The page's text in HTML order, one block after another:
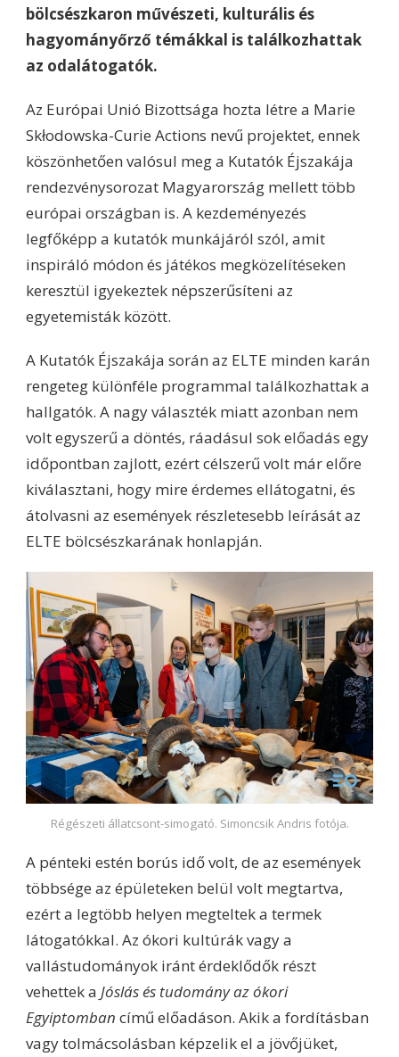
bölcsészkaron művészeti, kulturális és
hagyományőrző témákkal is találkozhattak
az odalátogatók.
Az Európai Unió Bizottsága hozta létre a Marie
Skłodowska-Curie Actions nevű projektet, ennek
köszönhetően valósul meg a Kutatók Éjszakája
rendezvénysorozat Magyarország mellett több
európai országban is. A kezdeményezés
legfőképp a kutatók munkájáról szól, amit
inspiráló módon és játékos megközelítéseken
keresztül igyekeztek népszerűsíteni az
egyetemisták között.
A Kutatók Éjszakája során az ELTE minden karán
rengeteg különféle programmal találkozhattak a
hallgatók. A nagy választék miatt azonban nem
volt egyszerű a döntés, ráadásul sok előadás egy
időpontban zajlott, ezért célszerű volt már előre
kiválasztani, hogy mire érdemes ellátogatni, és
átolvasni az események részletesebb leírását az
ELTE bölcsészkarának honlapján.
Régészeti állatcsont-simogató. Simoncsik Andris fotója.
A pénteki estén borús idő volt, de az események
többsége az épületeken belül volt megtartva,
ezért a legtöbb helyen megteltek a termek
látogatókkal. Az ókori kultúrák vagy a
vallástudományok iránt érdeklődők részt
vehettek a Jóslás és tudomány az ókori
Egyiptomban című előadáson. Akik a fordításban
vagy tolmácsolásban képzelik el a jövőjüket,